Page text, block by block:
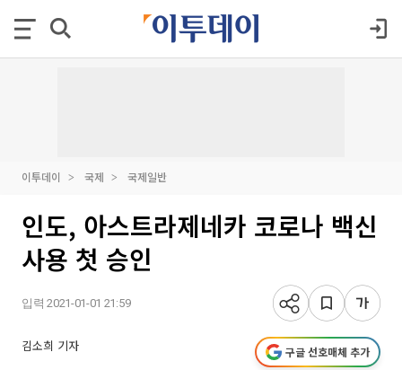
이투데이 국제 국제일반
인도, 아스트라제네카 코로나 백신
사용 첫 승인
입력 2021-01-01 21:59
김소희 기자 구글 선호매체 추가